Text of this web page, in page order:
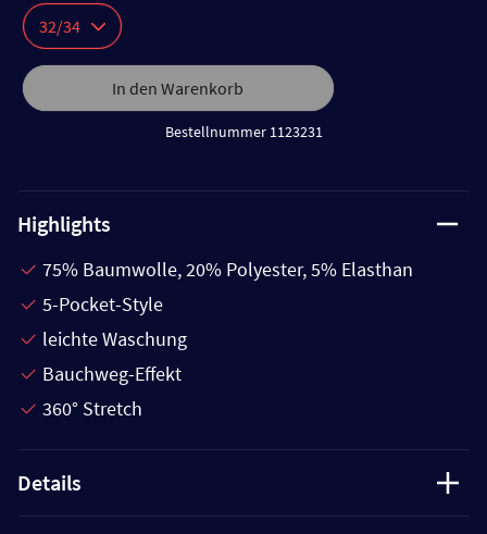
32/34
In den Warenkorb
Bestellnummer 1123231
Highlights
75% Baumwolle, 20% Polyester, 5% Elasthan
5-Pocket-Style
leichte Waschung
Bauchweg-Effekt
360° Stretch
Details